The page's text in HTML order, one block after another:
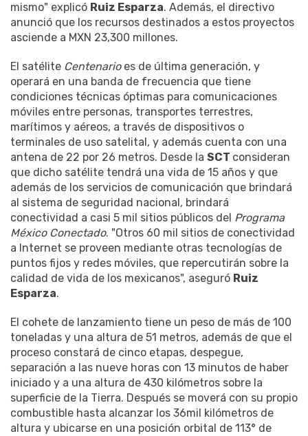
mismo" explicó Ruiz Esparza. Además, el directivo
anunció que los recursos destinados a estos proyectos
asciende a MXN 23,300 millones.
El satélite Centenario es de última generación, y
operará en una banda de frecuencia que tiene
condiciones técnicas óptimas para comunicaciones
móviles entre personas, transportes terrestres,
marítimos y aéreos, a través de dispositivos o
terminales de uso satelital, y además cuenta con una
antena de 22 por 26 metros. Desde la SCT consideran
que dicho satélite tendrá una vida de 15 años y que
además de los servicios de comunicación que brindará
al sistema de seguridad nacional, brindará
conectividad a casi 5 mil sitios públicos del Programa
México Conectado. "Otros 60 mil sitios de conectividad
a Internet se proveen mediante otras tecnologías de
puntos fijos y redes móviles, que repercutirán sobre la
calidad de vida de los mexicanos", aseguró Ruiz
Esparza.
El cohete de lanzamiento tiene un peso de más de 100
toneladas y una altura de 51 metros, además de que el
proceso constará de cinco etapas, despegue,
separación a las nueve horas con 13 minutos de haber
iniciado y a una altura de 430 kilómetros sobre la
superficie de la Tierra. Después se moverá con su propio
combustible hasta alcanzar los 36mil kilómetros de
altura y ubicarse en una posición orbital de 113° de